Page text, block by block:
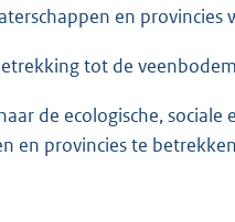
en
tot de
de ecologische, sociale
en provincies te